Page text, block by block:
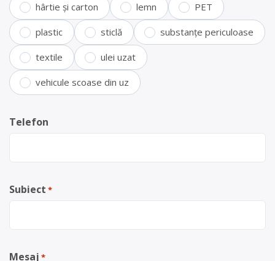
hârtie și carton lemn PET
plastic sticlă substanțe periculoase
textile ulei uzat
vehicule scoase din uz
Telefon
Subiect *
Mesaj *